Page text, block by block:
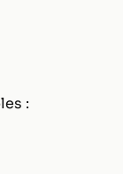
: